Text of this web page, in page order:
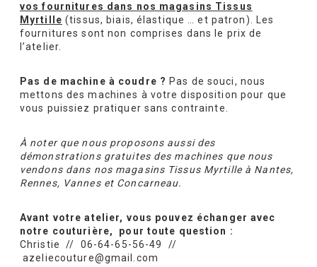
vos fournitures dans nos magasins Tissus
Myrtille (tissus, biais, élastique … et patron). Les
fournitures sont non comprises dans le prix de
l’atelier.
Pas de machine à coudre ? Pas de souci, nous
mettons des machines à votre disposition pour que
vous puissiez pratiquer sans contrainte.
À noter que nous proposons aussi des
démonstrations gratuites des machines que nous
vendons dans nos magasins Tissus Myrtille à Nantes,
Rennes, Vannes et Concarneau.
Avant votre atelier, vous pouvez échanger avec
notre couturi ère, pour toute question :
Christie // 06-64-65-56-49 //
azeliecouture@gmail.com